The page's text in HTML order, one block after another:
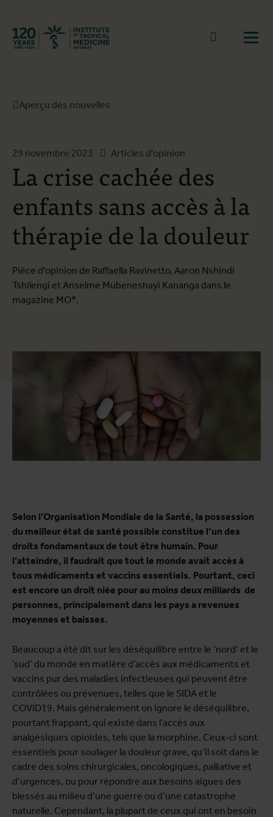
Retourner à la page d'accueil
go to
Aperçu des nouvelles
29 novembre 2023 Articles d'opinion
La crise cachée des
enfants sans accès à la
thérapie de la douleur
Pièce d'opinion de Raffaella Ravinetto, Aaron Nshindi
Tshilengi et Anselme Mubeneshayi Kananga dans le
magazine MO*.
Selon l’Organisation Mondiale de la Santé, la possession
du meilleur état de santé possible constitue l’un des
droits fondamentaux de tout être humain. Pour
l’atteindre, il faudrait que tout le monde avait accès à
tous médicaments et vaccins essentiels. Pourtant, ceci
est encore un droit niée pour au moins deux milliards de
personnes, principalement dans les pays a revenues
moyennes et baisses.
Beaucoup a été dit sur les déséquilibre entre le ‘nord’ et le
‘sud’ du monde en matière d’accès aux médicaments et
vaccins pur des maladies infectieuses qui peuvent être
contrôlées ou prévenues, telles que le SIDA et le
COVID19. Mais généralement on ignore le déséquilibre,
pourtant frappant, qui existe dans l’accès aux
analgésiques opioïdes, tels que la morphine. Ceux-ci sont
essentiels pour soulager la douleur grave, qu’il soit dans le
cadre des soins chirurgicales, oncologiques, palliative et
d’urgences, ou pour répondre aux besoins aigues des
blessés au milieu d’une guerre ou d’une catastrophe
naturelle. Cependant, la plupart de ceux qui ont en besoin